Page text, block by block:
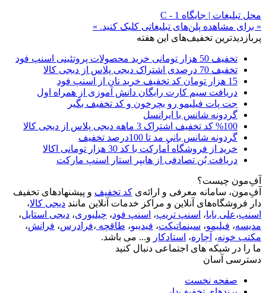
محل تبلیغات | جایگاه C - 1
« برای مشاهده پلن‌های تبلیغاتی کلیک کنید. »
پربازدیدترین تخفیف‌های این هفته
تخفیف 50 هزار تومانی خرید محصولات پروتئینی اسنپ فود
تخفیف 70 درصدی اشتراک دیجی پلاس از دیجی کالا
15 هزار تومان کد تخفیف خرید نان از اسنپ فود
دریافت سیم کارت رایگان دانش آموزی از همراه اول
جت پات فیلیمو رو بچرخون و کد تخفیف بگیر
گردونه شانس با ایرانسل
%100 کد تخفیف اشتراک 3 ماهه دیجی پلاس از دیجی کالا
گردونه شانس بانی مد تا 100درصد تخفیف
خرید از فروشگاه اُمارکت با کد 30 هزار تومانی اکالا
دریافت بُن تصادفی از هایپر استار اسنپ مارکت
آفِ‌مون چیست؟
آفِ‌مون، سامانه معرفی و ارائه‌ی کد تخفیف و پیشنهادهای تخفیف
دار فروشگاه‌های آنلاین و مراکز خدمات آنلاین مانند دیجی کالا،
اسنپ،علی بابا، اسنپ تریپ، اسنپ فود، چیلیوری، دیجی استایل،
مدیسه، فیلیمو، سینماتیکت، فیدیبو، طاقچه ،فرادرس، فرانش،
مکتب خونه، آچاره، استادکار و... می باشد.
ما را در شبکه های اجتماعی دنبال کنید
دسترسی آسان
صفحه نخست